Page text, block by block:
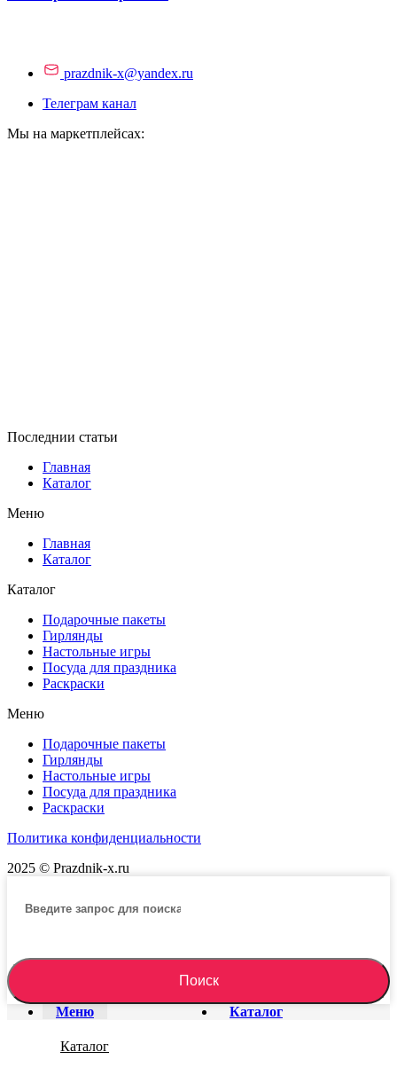
prazdnik-x@yandex.ru
Телеграм канал
Мы на маркетплейсах:
Последнии статьи
Главная
Каталог
Меню
Главная
Каталог
Каталог
Подарочные пакеты
Гирлянды
Настольные игры
Посуда для праздника
Раскраски
Меню
Подарочные пакеты
Гирлянды
Настольные игры
Посуда для праздника
Раскраски
Политика конфиденциальности
2025 © Prazdnik-x.ru
Поиск
Меню Каталог
Каталог